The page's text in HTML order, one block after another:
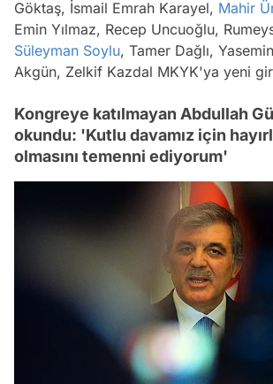
Göktaş, İsmail Emrah Karayel, Mahir
Emin Yılmaz, Recep Uncuoğlu,
Süleyman Soylu, Tamer Dağlı,
Akgün, Zelkif Kazdal MKYK'ya yeni
Kongreye katılmayan Abdullah
okundu: 'Kutlu davamız için
olmasını temenni ediyorum'